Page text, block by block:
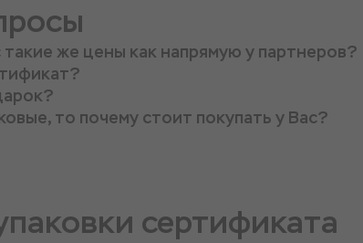
такие же цены как напрямую у партнеров?
то почему стоит покупать у Вас?
сертификата